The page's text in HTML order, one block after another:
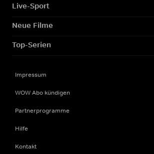
Live-Sport
Neue Filme
Top-Serien
Impressum
WOW Abo kündigen
Partnerprogramme
Hilfe
Kontakt